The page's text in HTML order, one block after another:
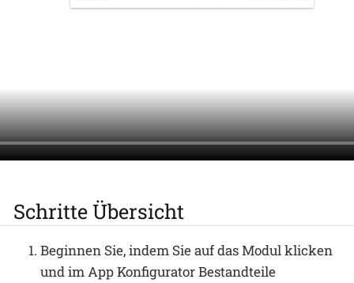
Schritte Übersicht
Beginnen Sie, indem Sie auf das Modul klicken
und im App Konfigurator Bestandteile